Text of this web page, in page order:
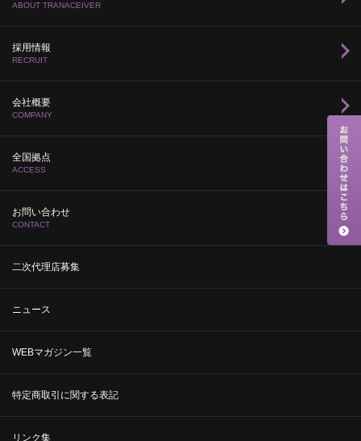
ABOUT TRANACEIVER
採用情報
RECRUIT
会社概要
COMPANY
全国拠点
ACCESS
お問い合わせ
CONTACT
二次代理店募集
ニュース
WEBマガジン一覧
特定商取引に関する表記
リンク集